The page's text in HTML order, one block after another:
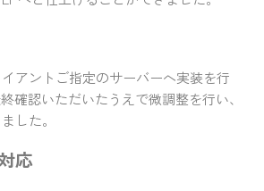
アントご指定のサーバーへ実装を行
確認いただいたうえで微調整を行い、
した。
応